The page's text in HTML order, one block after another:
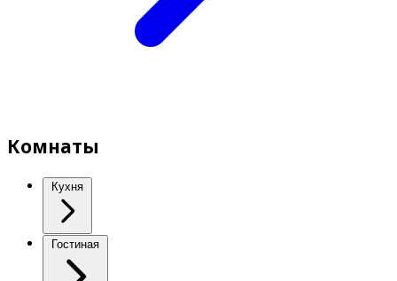
Комнаты
Кухня
Гостиная